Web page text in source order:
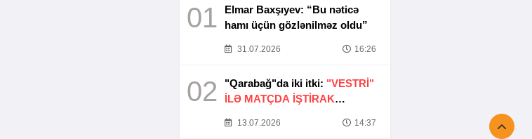
01
Elmar Baxşıyev: “Bu nəticə
hamı üçün gözlənilməz oldu”
31.07.2026 16:26
02 "Qarabağ"da iki itki: "VESTRİ"
İLƏ MATÇDA İŞTİRAK
13.07.2026 14:37